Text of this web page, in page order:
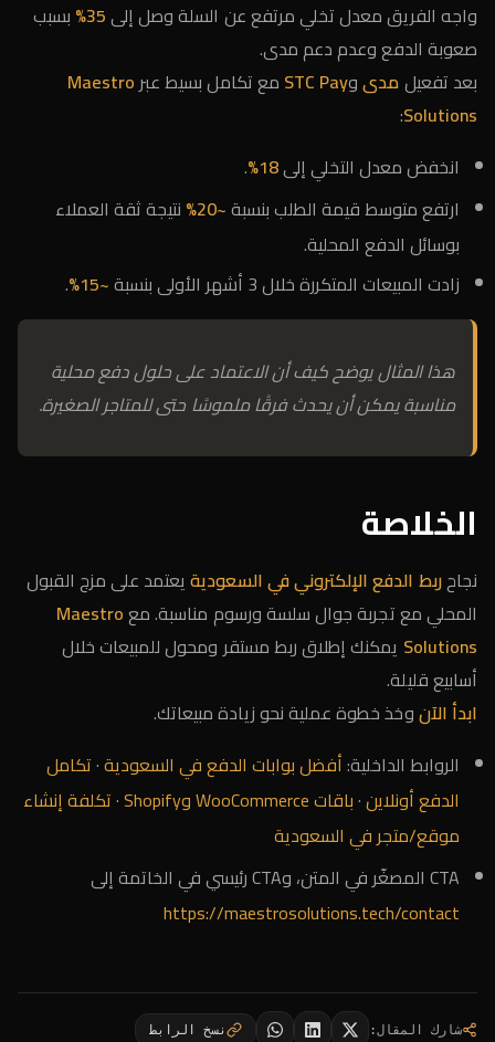
واجه الفريق معدل تخلي مرتفع عن السلة وصل إلى35% بسبب
صعوبة الدفع وعدم دعم مدى.
بعد تفعيلمدىوSTC Pay مع تكامل بسيط عبرMaestro
Solutions
:
انخفض معدل التخلي إلى18%
.
ارتفع متوسط قيمة الطلب بنسبة~20%
نتيجة ثقة العملاء
بوسائل الدفع المحلية.
زادت المبيعات المتكررة خلال 3 أشهر الأولى بنسبة
~15%
.
هذا المثال يوضح كيف أن الاعتماد على حلول دفع محلية
مناسبة يمكن أن يحدث فرقًا ملموسًا حتى للمتاجر الصغيرة.
الخلاصة
نجاحربط الدفع الإلكتروني في السعوديةيعتمد على مزج القبول
المحلي مع تجربة جوال سلسة ورسوم مناسبة. معMaestro
Solutions يمكنك إطلاق ربط مستقر ومحول للمبيعات خلال
أسابيع قليلة.
ابدأ الآنوخذ خطوة عملية نحو زيادة مبيعاتك.
الروابط الداخلية:أفضل بوابات الدفع في السعودية·تكامل
الدفع أونلاين·باقات WooCommerce وShopify ·تكلفة إنشاء
موقع/متجر في السعودية
CTA المصغّر في المتن، وCTA رئيسي في الخاتمة إلى
https://maestrosolutions.tech/contact
شارك المقال: نسخ الرابط